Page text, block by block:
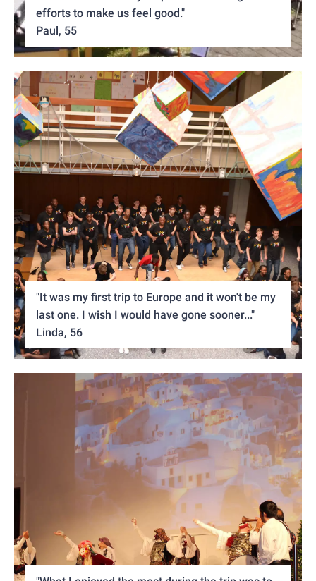
efforts to make us feel good."
Paul, 55
"It was my first trip to Europe and it won't be my
last one. I wish I would have gone sooner..."
Linda, 56